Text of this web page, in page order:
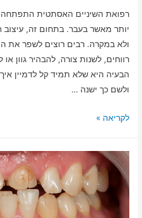
רפואת השיניים האסתטית התפתחה
יותר מאשר בעבר. בתחום זה, עיצוב
ולא במקרה. רבים רוצים לשפר את
רווחים, לשנות צורה, להבהיר גוון או
הבעיה היא שלא תמיד קל לדמיין
ולשם כך ישנה …
לקריאה »